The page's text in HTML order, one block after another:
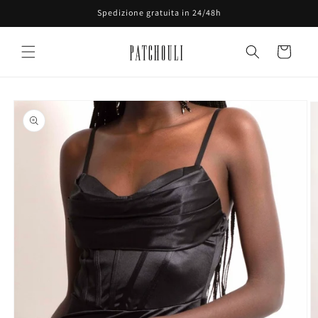
ai contenuti
Spedizione gratuita in 24/48h
Carrello
Passa alle
informazioni
sul prodotto